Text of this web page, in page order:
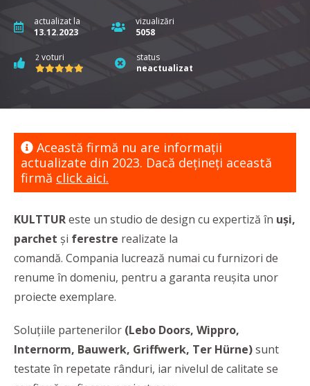
actualizat la
13.12.2023
vizualizări
5058
2 voturi
status
neactualizat
Această firmă nu are informaţii
actualizate din 2023. Dacă dețineți această
firmă click aici.
KULTTUReste un studio de design cu expertiză în uși,
parchet și ferestre realizate la
comandă. Compania lucrează numai cu furnizori de
renume în domeniu, pentru a garanta reușita unor
proiecte exemplare.
Soluțiile partenerilor (Lebo Doors, Wippro,
Internorm, Bauwerk, Griffwerk, Ter Hürne)sunt
testate în repetate rânduri, iar nivelul de calitate se